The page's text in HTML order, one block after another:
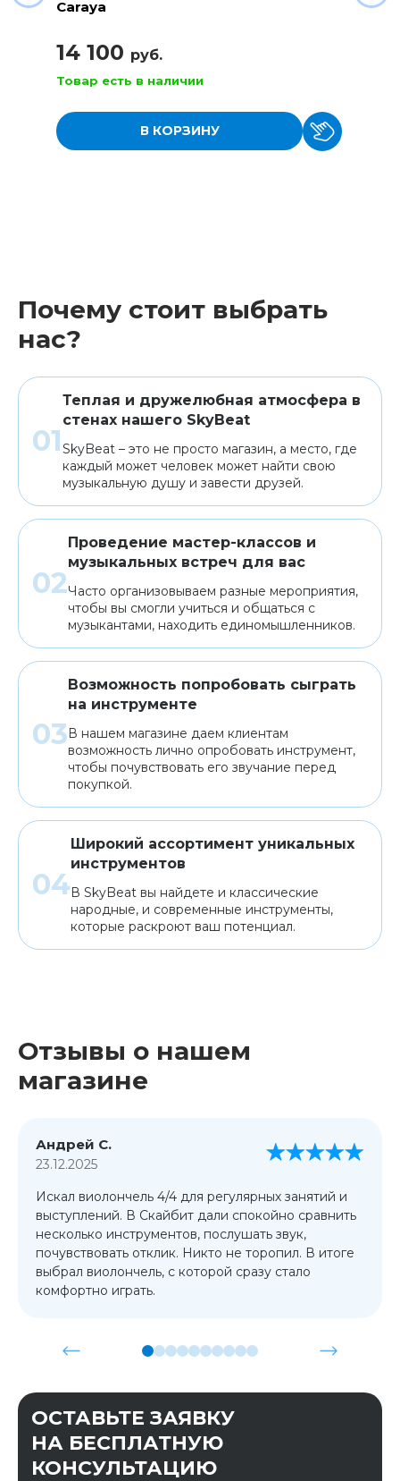
Caraya
14 100 руб.
Товар есть в наличии
В КОРЗИНУ
Почему стоит выбрать
нас?
Теплая и дружелюбная атмосфера в
стенах нашего SkyBeat
SkyBeat – это не просто магазин, а место, где
каждый может человек может найти свою
музыкальную душу и завести друзей.
Проведение мастер-классов и
музыкальных встреч для вас
Часто организовываем разные мероприятия,
чтобы вы смогли учиться и общаться с
музыкантами, находить единомышленников.
Возможность попробовать сыграть
на инструменте
В нашем магазине даем клиентам
возможность лично опробовать инструмент,
чтобы почувствовать его звучание перед
покупкой.
Широкий ассортимент уникальных
инструментов
В SkyBeat вы найдете и классические
народные, и современные инструменты,
которые раскроют ваш потенциал.
Отзывы о нашем
магазине
Андрей С.
23.12.2025
Искал виолончель 4/4 для регулярных занятий и
выступлений. В Скайбит дали спокойно сравнить
несколько инструментов, послушать звук,
почувствовать отклик. Никто не торопил. В итоге
выбрал виолончель, с которой сразу стало
комфортно играть.
ОСТАВЬТЕ ЗАЯВКУ
НА БЕСПЛАТНУЮ
КОНСУЛЬТАЦИЮ